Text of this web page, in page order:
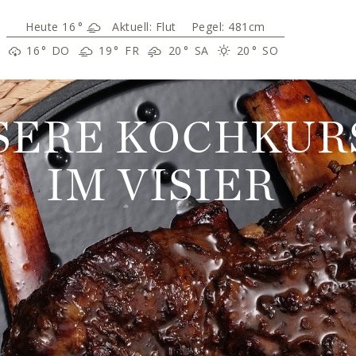
16 ° Aktuell: Flut
Pegel: 481cm
16 ° DO 19 ° FR 20 ° SA 20 ° SO
IM VISIER